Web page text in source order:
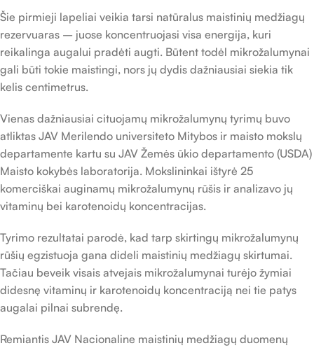
Šie pirmieji lapeliai veikia tarsi natūralus maistinių medžiagų
rezervuaras – juose koncentruojasi visa energija, kuri
reikalinga augalui pradėti augti. Būtent todėl mikrožalumynai
gali būti tokie maistingi, nors jų dydis dažniausiai siekia tik
kelis centimetrus.
Vienas dažniausiai cituojamų mikrožalumynų tyrimų buvo
atliktas JAV Merilendo universiteto Mitybos ir maisto mokslų
departamente kartu su JAV Žemės ūkio departamento (USDA)
Maisto kokybės laboratorija. Mokslininkai ištyrė 25
komerciškai auginamų mikrožalumynų rūšis ir analizavo jų
vitaminų bei karotenoidų koncentracijas.
Tyrimo rezultatai parodė, kad tarp skirtingų mikrožalumynų
rūšių egzistuoja gana dideli maistinių medžiagų skirtumai.
Tačiau beveik visais atvejais mikrožalumynai turėjo žymiai
didesnę vitaminų ir karotenoidų koncentraciją nei tie patys
augalai pilnai subrendę.
Remiantis JAV Nacionaline maistinių medžiagų duomenų